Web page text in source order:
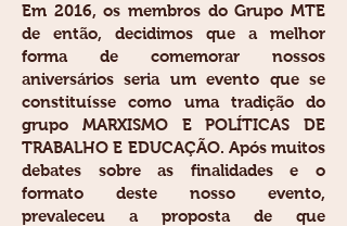
Em 2016, os membros do Grupo MTE
de então, decidimos que a melhor
forma de comemorar nossos
aniversários seria um evento que se
constituísse como uma tradição do
grupo MARXISMO E POLÍTICAS DE
TRABALHO E EDUCAÇÃO. Após muitos
debates sobre as finalidades e o
formato deste nosso evento,
prevaleceu a proposta de que